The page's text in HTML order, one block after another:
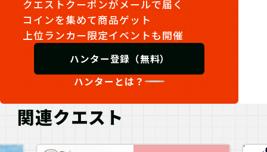
クエストクーポンがメールで届く
コインを集めて商品ゲット
上位ランカー限定イベントも開催
ハンター登録（無料）
ハンターとは？
関連クエスト